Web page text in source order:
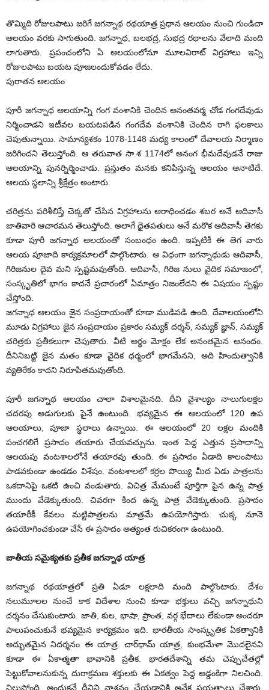
తొమ్మిది రోజులపాటు జరిగే జగన్నాథ రథయాత్ర ప్రధాన ఆలయం నుంచి గుండిచా
ఆలయం వరకు సాగుతుంది. జగన్నాధ, బలభద్ర, సుభద్ర రథాలను వేలాది మంది
లాగుతారు. ప్రపంచంలోని ఏ ఆలయంలోనూ మూలవిరాట్‌ విగ్రహాలు ఇన్ని
రోజులపాటు బయట పూజలందుకోవడం లేదు.
పురాతన ఆలయం
పూరీ జగన్నాధ ఆలయాన్ని గంగ వంశానికి చెందిన అనంతవర్మ చోడ గంగదేవుడు
నిర్మించాడని ఇటీవల బయటపడిన గంగదేవ వంశానికి చెందిన రాగి ఫలకాలు
చెపుతున్నాయి. సామాన్యశకం 1078-1148 మధ్య కాలంలో దేవాలయ నిర్మాణం
జరిగిందని తెలుస్తోంది. ఆ తరువాత సా.శ 1174లో అనంగ భీమదేవుడనే రాజు
ఆలయాన్ని పునర్నిర్మించాడు. ప్రస్తుతం మనకు కనిపిస్తున్న ఆలయం ఆనాటిదే.
ఆలయ స్థలాన్ని శ్రీక్షేత్రం అంటారు.
చరిత్రను పరిశీలిస్తే చెక్కతో చేసిన విగ్రహాలను ఆరాధించడం శబర అనే ఆదివాసీ
జాతివారి ఆచారమన తెలుస్తోంది. అలాగే ధైతపతులు అనే మరొక ఆదివాసీ తెగకు
కూడా పూరీ జగన్నాథ ఆలయంతో సంబంధం ఉంది. ఇప్పటికీ ఈ తెగ వారు
ఆలయ పూజాది కార్యక్రమాలలో పాల్గొంటారు. ఆ విధంగా జగన్నాధుడు ఆదివాసీ,
గిరిజనుల దైవ మని స్పష్టమవుతోంది. ఆదివాసీ, గిరిజ నులు వైదిక సమాజంలో,
సంస్కృతిలో భాగం కాదనే ప్రచారంలో ఏమాత్రం నిజంలేదని ఈ విషయం స్పష్టం
చేస్తోంది.
జగన్నాథ ఆలయం జైన సంప్రదాయంతో కూడా ముడిపడి ఉంది. దేవాలయంలోని
మూడు విగ్రహాలు జైన సంప్రదాయం ప్రకారం సమ్యక్‌ దర్శన్‌, సమ్యక్‌ జ్ఞాన్‌, సమ్యక్‌
చరిత్రకు ప్రతీకలుగా చెపుతారు. వీటి అర్థం మోక్షం లేక అనంతమైన ఆనందం.
దీనినిబట్టి జైన మతం కూడా వైదిక ధర్మంలో భాగమేనని, అది హిందుత్వానికి
వ్యతిరేకం కాదని నిరూపితమవుతోంది.
పూరీ జగన్నాథ ఆలయం చాలా విశాలమైనది. దీని వైశాల్యం నాలుగులక్షల
చదరపు అడుగులకు పైనే ఉంటుంది. భవ్యమైన ఈ ఆలయంలో 120 ఉప
ఆలయాలు, పూజా స్థలాలు ఉన్నాయి. ఈ ఆలయంలో 20 లక్షల మందికి
పంచగలిగే ప్రసాదం తయారు చేయవచ్చును. ఇంత పెద్ద ఎత్తున ప్రసాదాన్ని
ఆలయపు వంటశాలలోనే తయారవు తుంది. ఈ ప్రసాదం ఏడాది కాలంపాటు
పాడవకుండా ఉండడం విశేషం. వంటశాలలో కర్రల పొయ్యి మీద ఏడు పాత్రలను
ఒకదానిపై ఒకటి ఉంచి వండుతారు. విచిత్ర మేమంటే పూర్తిగా పైన ఉన్న పాత్ర
ముందు వేడెక్కుతుంది. చివరగా కింద ఉన్న పాత్ర వేడెక్కుతుంది. ప్రసాదం
తయారీకీ కేవలం మట్టిపాత్రలను మాత్రమే ఉపయోగిస్తారు. చుక్క నూనె
ఉపయోగించకుండా చేసే ఈ ప్రసాదం అత్యంత రుచికరంగా ఉంటుంది.
జాతీయ సమైక్యతకు ప్రతీక జగన్నాథ యాత్ర
జగన్నాథ రథయాత్రలో ప్రతి ఏడూ లక్షలాది మంది పాల్గొంటారు. దేశం
నలుమూలల నుంచే కాక విదేశాల నుంచి కూడా భక్తులు వచ్చి జగన్నాథుని
దర్శనం చేసుకుంటారు. జాతి, కుల, భాషా, ప్రాంత, వర్గ భేదాలు లేకుండా అందరూ
పాలుపంచుకునే భవ్యమైన కార్యక్రమం ఇది. భారతీయ సాంస్కృతిక ఏకత్వానికి
అద్భుతమైన నిదర్శనం ఈ యాత్ర. చార్‌ధామ్‌ యాత్ర, కుంభమేళా మొదలైనవి
కూడా ఈ ఏకాత్మతా భావానికి ప్రతీక. భారతదేశాన్ని తమ చెప్పుచేతల్లో
పెట్టుకోవాలనుకున్న దురాక్రమణ శక్తులకు ఈ ఏకత్వం పెద్ద అడ్డంకిగా నిలచింది.
నిలుస్తోంది. అందుకనే దీనిని నాశనం చేయడానికి అనేక ప్రయత్నాలు చేశారు,